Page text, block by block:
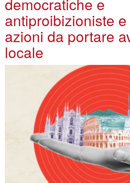
antiproibizioniste
azioni da portare
locale